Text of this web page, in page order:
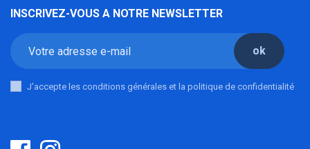
INSCRIVEZ-VOUS A NOTRE NEWSLETTER
ok
J'accepte les conditions générales et la politique de confidentialité